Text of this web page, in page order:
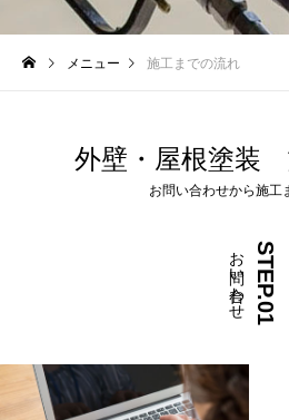
メニュー 施工までの流れ
外壁・屋根塗装
お問い合わせから施工
STEP.01
お問い合わせ